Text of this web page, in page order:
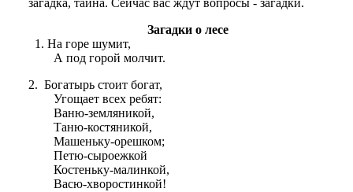
загадка, тайна. Сейчас вас ждут вопросы - загадки.
Загадки о лесе
На горе шумит,
А под горой молчит.
2. Богатырь стоит богат,
Угощает всех ребят:
Ваню-земляникой,
Таню-костяникой,
Машеньку-орешком;
Петю-сыроежкой
Костеньку-малинкой,
Васю-хворостинкой!